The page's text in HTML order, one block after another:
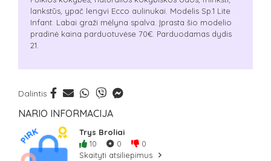
lankstūs, ypač lengvi Ecco aulinukai. Modelis Sp.1 Lite
Infant. Labai graži mėlyna spalva. Įprasta šio modelio
pradinė kaina parduotuvėse 70€. Parduodamas dydis
21.
Dalintis
NARIO INFORMACIJA
Trys Broliai
10
0
0
Skaityti atsiliepimus